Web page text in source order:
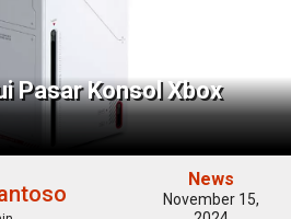
Pasar Konsol Xbox
News
November 15,